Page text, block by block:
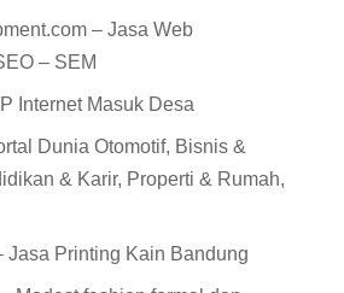
– Jasa Web
– SEM
Internet Masuk Desa
Dunia Otomotif, Bisnis &
& Karir, Properti & Rumah,
Jasa Printing Kain Bandung